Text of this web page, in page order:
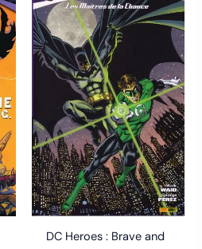
produit
a
plusieurs
variations.
Les
options
peuvent
être
choisies
sur
DC Heroes : Brave and